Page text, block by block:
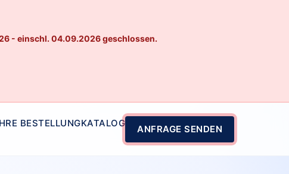
- einschl. 04.09.2026 geschlossen.
BESTELLUNGKATALOG
ANFRAGE SENDEN